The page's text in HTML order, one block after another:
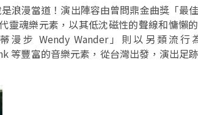
浪漫當道！演出陣容由曾問鼎金曲獎「最
靈魂樂元素，以其低沈磁性的聲線和慵懶
步 Wendy Wander」則以另類流行
豐富的音樂元素，從台灣出發，演出足跡